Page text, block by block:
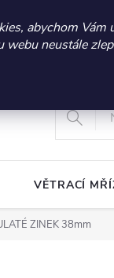
– sleva 300
abychom
webu neustále
Vrácení a
VĚTRACÍ
ZINEK 38mm